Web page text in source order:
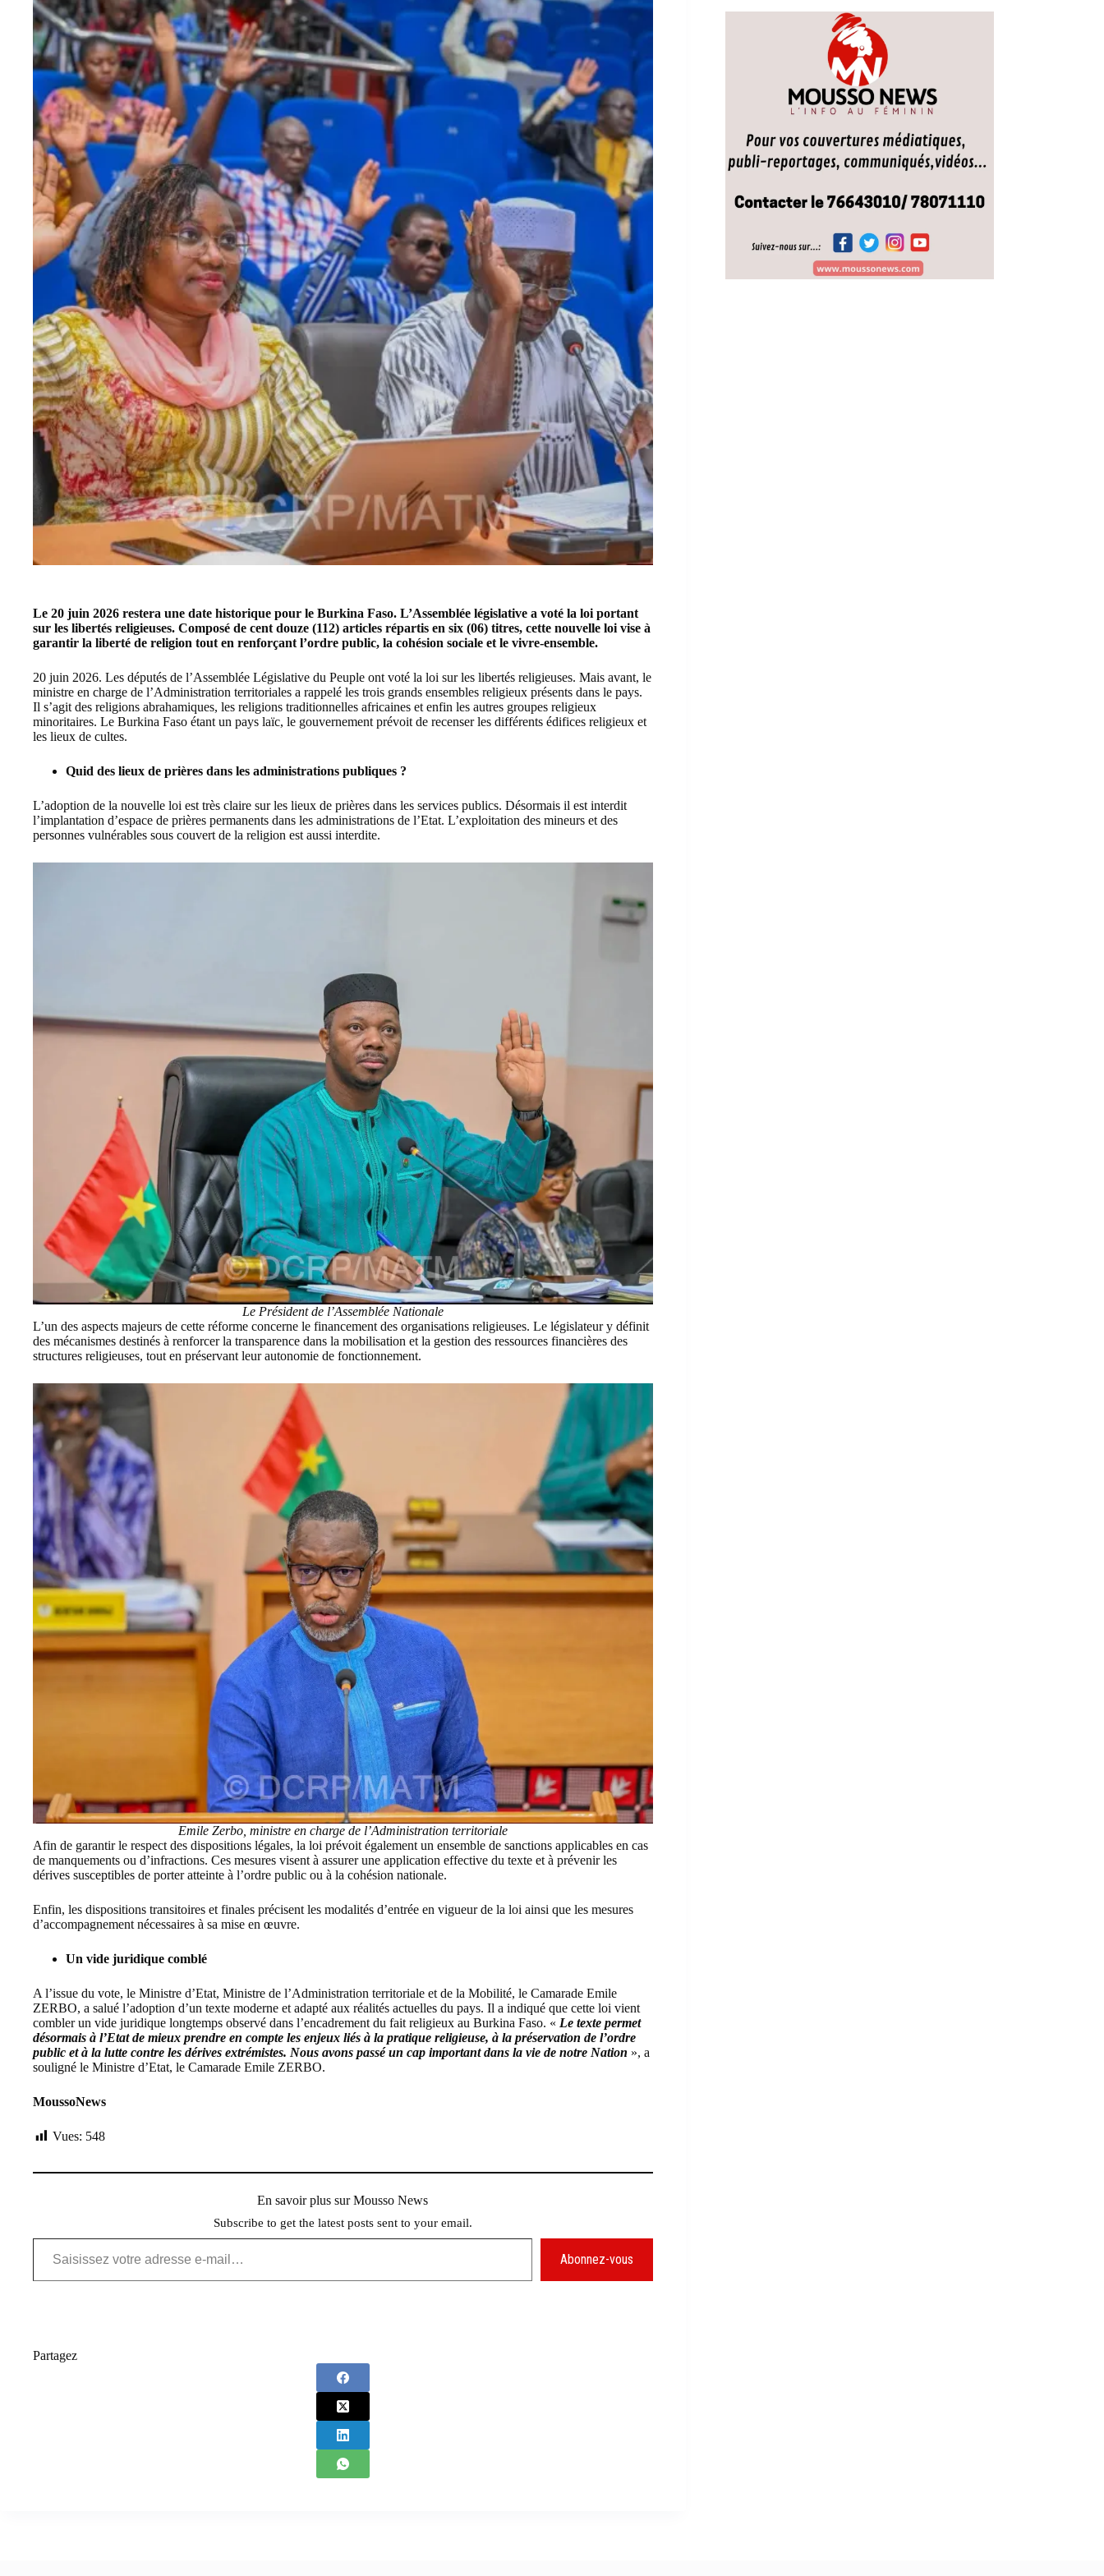
Le 20 juin 2026 restera une date historique pour le Burkina Faso. L’Assemblée législative a voté la loi portant
sur les libertés religieuses. Composé de cent douze (112) articles répartis en six (06) titres, cette nouvelle loi vise à
garantir la liberté de religion tout en renforçant l’ordre public, la cohésion sociale et le vivre-ensemble.
20 juin 2026. Les députés de l’Assemblée Législative du Peuple ont voté la loi sur les libertés religieuses. Mais avant, le
ministre en charge de l’Administration territoriales a rappelé les trois grands ensembles religieux présents dans le pays.
Il s’agit des religions abrahamiques, les religions traditionnelles africaines et enfin les autres groupes religieux
minoritaires. Le Burkina Faso étant un pays laïc, le gouvernement prévoit de recenser les différents édifices religieux et
les lieux de cultes.
Quid des lieux de prières dans les administrations publiques ?
L’adoption de la nouvelle loi est très claire sur les lieux de prières dans les services publics. Désormais il est interdit
l’implantation d’espace de prières permanents dans les administrations de l’Etat. L’exploitation des mineurs et des
personnes vulnérables sous couvert de la religion est aussi interdite.
Le Président de l’Assemblée Nationale
L’un des aspects majeurs de cette réforme concerne le financement des organisations religieuses. Le législateur y définit
des mécanismes destinés à renforcer la transparence dans la mobilisation et la gestion des ressources financières des
structures religieuses, tout en préservant leur autonomie de fonctionnement.
Emile Zerbo, ministre en charge de l’Administration territoriale
Afin de garantir le respect des dispositions légales, la loi prévoit également un ensemble de sanctions applicables en cas
de manquements ou d’infractions. Ces mesures visent à assurer une application effective du texte et à prévenir les
dérives susceptibles de porter atteinte à l’ordre public ou à la cohésion nationale.
Enfin, les dispositions transitoires et finales précisent les modalités d’entrée en vigueur de la loi ainsi que les mesures
d’accompagnement nécessaires à sa mise en œuvre.
Un vide juridique comblé
A l’issue du vote, le Ministre d’Etat, Ministre de l’Administration territoriale et de la Mobilité, le Camarade Emile
ZERBO, a salué l’adoption d’un texte moderne et adapté aux réalités actuelles du pays. Il a indiqué que cette loi vient
combler un vide juridique longtemps observé dans l’encadrement du fait religieux au Burkina Faso. « Le texte permet
désormais à l’Etat de mieux prendre en compte les enjeux liés à la pratique religieuse, à la préservation de l’ordre
public et à la lutte contre les dérives extrémistes. Nous avons passé un cap important dans la vie de notre Nation », a
souligné le Ministre d’Etat, le Camarade Emile ZERBO.
MoussoNews
Vues: 548
En savoir plus sur Mousso News
Subscribe to get the latest posts sent to your email.
Saisissez votre adresse e-mail…
Abonnez-vous
Partagez